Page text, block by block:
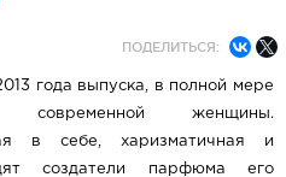
ПОДЕЛИТЬСЯ:
года выпуска, в полной мере
современной женщины.
в себе, харизматичная и
создатели парфюма его